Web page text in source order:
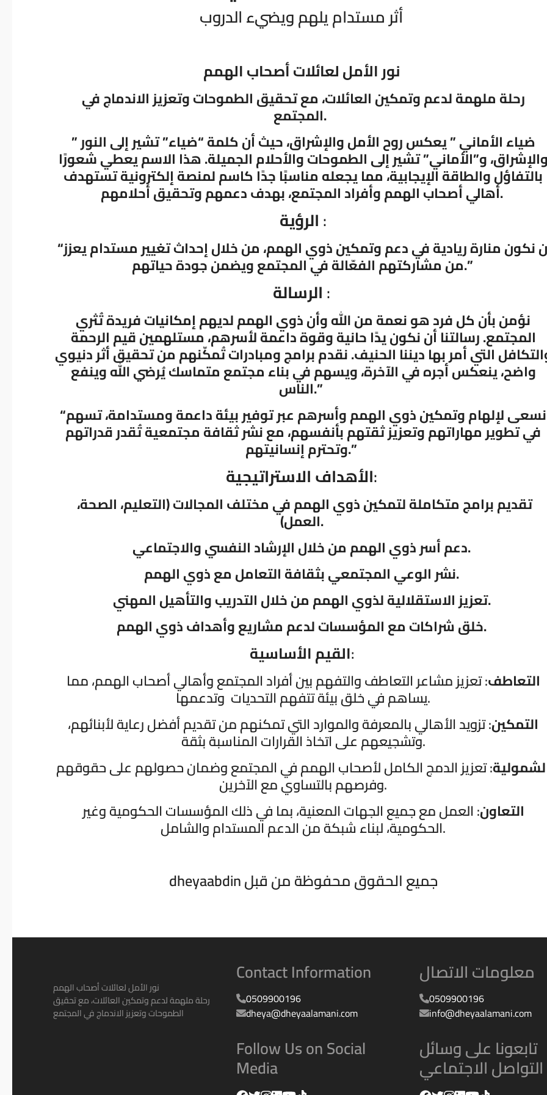
نور الأمل لعائلات أصحاب الهمم
رحلة ملهمة لدعم وتمكين العائلات، مع تحقيق الطموحات وتعزيز الاندماج في
المجتمع.
” ضياء الأماني ” يعكس روح الأمل والإشراق، حيث أن كلمة “ضياء” تشير إلى النور
و”الأماني” تشير إلى الطموحات والأحلام الجميلة. هذا الاسم يعطي شعورًا
بالتفاؤل والطاقة الإيجابية، مما يجعله مناسبًا جدًا كاسم لمنصة إلكترونية تستهدف
أهالي أصحاب الهمم وأفراد المجتمع، بهدف دعمهم وتحقيق أحلامهم.
:
“نكون منارة ريادية في دعم وتمكين ذوي الهمم، من خلال إحداث تغيير مستدام يعزز
من مشاركتهم الفعّالة في المجتمع ويضمن جودة حياتهم.”
:
نؤمن بأن كل فرد هو نعمة من الله وأن ذوي الهمم لديهم إمكانيات فريدة تُثري
المجتمع. رسالتنا أن نكون يدًا حانية وقوة داعمة لأسرهم، مستلهمين قيم الرحمة
التي أمر بها ديننا الحنيف. نقدم برامج ومبادرات تُمكّنهم من تحقيق أثر دنيوي
واضح، ينعكس أجره في الآخرة، ويسهم في بناء مجتمع متماسك يُرضي الله وينفع
الناس.”
“نسعى لإلهام وتمكين ذوي الهمم وأسرهم عبر توفير بيئة داعمة ومستدامة، تسهم
في تطوير مهاراتهم وتعزيز ثقتهم بأنفسهم، مع نشر ثقافة مجتمعية تُقدر قدراتهم
وتحترم إنسانيتهم.”
الأهداف الاستراتيجية:
العمل).
دعم أسر ذوي الهمم من خلال الإرشاد النفسي والاجتماعي.
نشر الوعي المجتمعي بثقافة التعامل مع ذوي الهمم.
تعزيز الاستقلالية لذوي الهمم من خلال التدريب والتأهيل المهني.
خلق شراكات مع المؤسسات لدعم مشاريع وأهداف ذوي الهمم.
القيم الأساسية:
التعاطف: تعزيز مشاعر التعاطف والتفهم بين أفراد المجتمع وأهالي أصحاب الهمم، مما
يساهم في خلق بيئة تتفهم التحديات وتدعمها.
التمكين: تزويد الأهالي بالمعرفة والموارد التي تمكنهم من تقديم أفضل رعاية لأبنائهم،
وتشجيعهم على اتخاذ القرارات المناسبة بثقة.
: تعزيز الدمج الكامل لأصحاب الهمم في المجتمع وضمان حصولهم على حقوقهم
وفرصهم بالتساوي مع الآخرين.
التعاون: العمل مع جميع الجهات المعنية، بما في ذلك المؤسسات الحكومية وغير
الحكومية، لبناء شبكة من الدعم المستدام والشامل.
dheyaabdin جميع الحقوق محفوظة من قبل
نور الأمل لعائلات أصحاب الهمم
رحلة ملهمة لدعم وتمكين العائلات، مع تحقيق
الطموحات وتعزيز الاندماج في المجتمع
Contact Information
0509900196
dheya@dheyaalamani.com
Follow Us on Social
Media
معلومات الاتصال
0509900196
info@dheyaalamani.com
تابعونا على وسائل
التواصل الاجتماعي